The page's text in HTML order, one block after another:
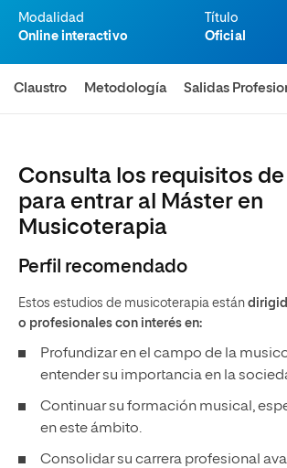
Modalidad
Online interactivo
Título
Oficial
Claustro Metodología Salidas
Consulta los requisitos
para entrar al Máster en
Musicoterapia
Perfil recomendado
Estos estudios de musicoterapia están
o profesionales con interés en:
Profundizar en el campo de la
entender su importancia en la
Continuar su formación musical,
en este ámbito.
Consolidar su carrera profesional